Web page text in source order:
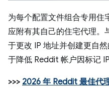
为每个配置文件组合专用住
应附有其自己的住宅代理。
于更改 IP 地址并创建更自
于降低 Reddit 帐户因标记
>>> 2026 年 Reddit 最佳代